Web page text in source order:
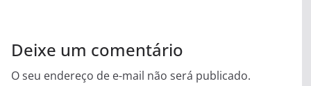
Deixe um comentário
O seu endereço de e-mail não será publicado.